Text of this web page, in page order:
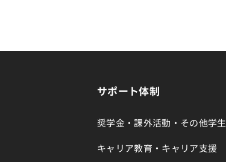
サポート体制
奨学金・課外活動・その他学
キャリア教育・キャリア支援